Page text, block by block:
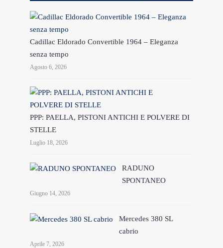
Cadillac Eldorado Convertible 1964 – Eleganza
senza tempo
Agosto 6, 2026
PPP: PAELLA, PISTONI ANTICHI E POLVERE DI
STELLE
Luglio 18, 2026
RADUNO
SPONTANEO
Giugno 14, 2026
Mercedes 380 SL
cabrio
Aprile 7, 2026